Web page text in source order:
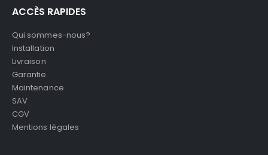
ACCÈS RAPIDES
Qui sommes-nous?
Installation
Livraison
Garantie
Maintenance
SAV
CGV
Mentions légales